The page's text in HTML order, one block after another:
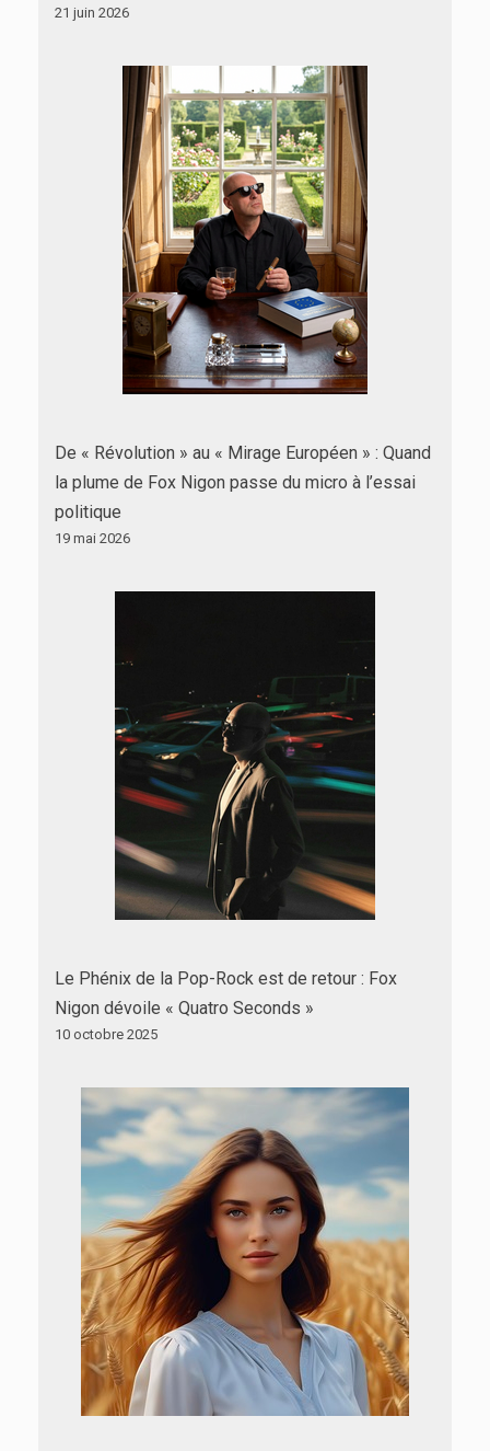
21 juin 2026
De « Révolution » au « Mirage Européen » : Quand
la plume de Fox Nigon passe du micro à l’essai
politique
19 mai 2026
Le Phénix de la Pop-Rock est de retour : Fox
Nigon dévoile « Quatro Seconds »
10 octobre 2025